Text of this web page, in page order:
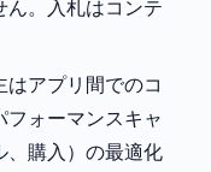
ん。入札はコンテ
はアプリ間でのコ
フォーマンスキャ
、購入）の最適化